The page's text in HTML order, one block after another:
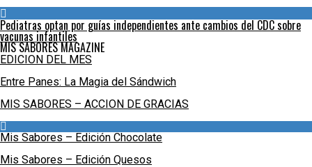
Pediatras optan por guías independientes ante cambios del CDC sobre
vacunas infantiles
MIS SABORES MAGAZINE
EDICION DEL MES
Entre Panes: La Magia del Sándwich
MIS SABORES – ACCION DE GRACIAS
Mis Sabores – Edición Chocolate
Mis Sabores – Edición Quesos